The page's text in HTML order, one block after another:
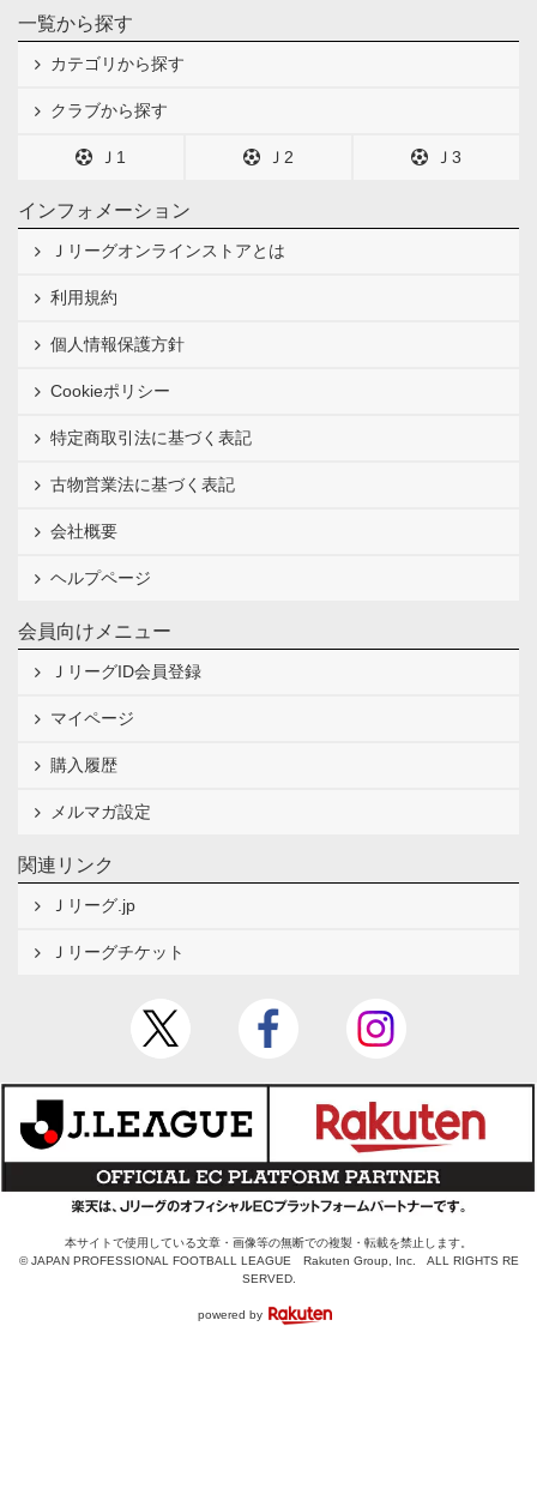
一覧から探す
カテゴリから探す
クラブから探す
Ｊ1 Ｊ2 Ｊ3
インフォメーション
Ｊリーグオンラインストアとは
利用規約
個人情報保護方針
Cookieポリシー
特定商取引法に基づく表記
古物営業法に基づく表記
会社概要
ヘルプページ
会員向けメニュー
ＪリーグID会員登録
マイページ
購入履歴
メルマガ設定
関連リンク
Ｊリーグ.jp
Ｊリーグチケット
本サイトで使用している文章・画像等の無断での複製・転載を禁止します。
© JAPAN PROFESSIONAL FOOTBALL LEAGUE Rakuten Group, Inc. ALL RIGHTS RE
SERVED.
powered by